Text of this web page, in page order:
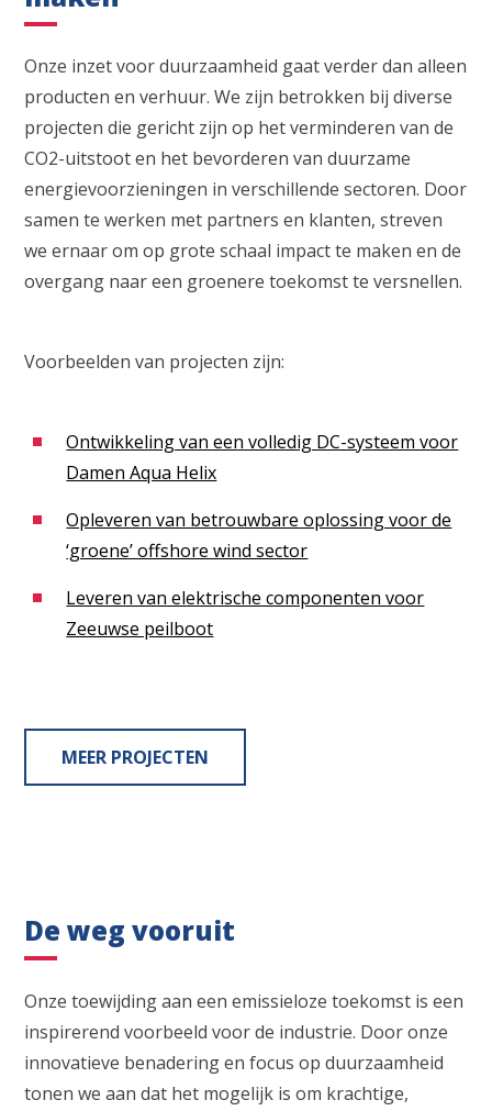
Onze inzet voor duurzaamheid gaat verder dan alleen
producten en verhuur. We zijn betrokken bij diverse
projecten die gericht zijn op het verminderen van de
CO2-uitstoot en het bevorderen van duurzame
energievoorzieningen in verschillende sectoren. Door
samen te werken met partners en klanten, streven
we ernaar om op grote schaal impact te maken en de
overgang naar een groenere toekomst te versnellen.
Voorbeelden van projecten zijn:
Ontwikkeling van een volledig DC-systeem voor
Damen Aqua Helix
Opleveren van betrouwbare oplossing voor de
‘groene’ offshore wind sector
Leveren van elektrische componenten voor
Zeeuwse peilboot
MEER PROJECTEN
De weg vooruit
Onze toewijding aan een emissieloze toekomst is een
inspirerend voorbeeld voor de industrie. Door onze
innovatieve benadering en focus op duurzaamheid
tonen we aan dat het mogelijk is om krachtige,